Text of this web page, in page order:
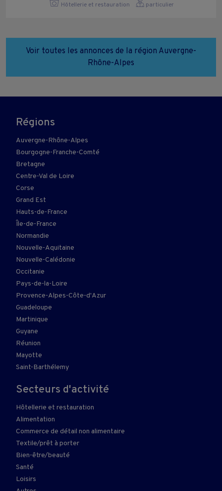
Hôtellerie et restauration particulier
Voir toutes les annonces de la région Auvergne-
Rhône-Alpes
Régions
Auvergne-Rhône-Alpes
Bourgogne-Franche-Comté
Bretagne
Centre-Val de Loire
Corse
Grand Est
Hauts-de-France
Île-de-France
Normandie
Nouvelle-Aquitaine
Nouvelle-Calédonie
Occitanie
Pays-de-la-Loire
Provence-Alpes-Côte-d'Azur
Guadeloupe
Martinique
Guyane
Réunion
Mayotte
Saint-Barthélemy
Secteurs d'activité
Hôtellerie et restauration
Alimentation
Commerce de détail non alimentaire
Textile/prêt à porter
Bien-être/beauté
Santé
Loisirs